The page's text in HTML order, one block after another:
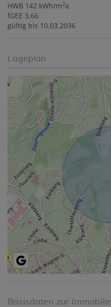
HWB 142 kWh/m2a
fGEE 3,66
gültig bis 10.03.2036
Lageplan
Basisdaten zur Immobilie